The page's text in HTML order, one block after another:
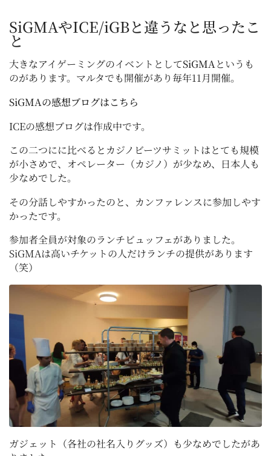
SiGMAやICE/iGBと違うなと思ったこ
と
大きなアイゲーミングのイベントとしてSiGMAというも
のがあります。マルタでも開催があり毎年11月開催。
SiGMAの感想ブログはこちら
ICEの感想ブログは作成中です。
この二つにに比べるとカジノビーツサミットはとても規模
が小さめで、オペレーター（カジノ）が少なめ、日本人も
少なめでした。
その分話しやすかったのと、カンファレンスに参加しやす
かったです。
参加者全員が対象のランチビュッフェがありました。
SiGMAは高いチケットの人だけランチの提供があります
（笑）
ガジェット（各社の社名入りグッズ）も少なめでしたがあ